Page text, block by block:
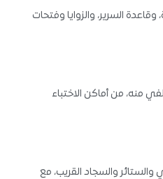
السرير، والزوايا وفتحات
منه، من أماكن الاختباء
والسجاد القريب، مع